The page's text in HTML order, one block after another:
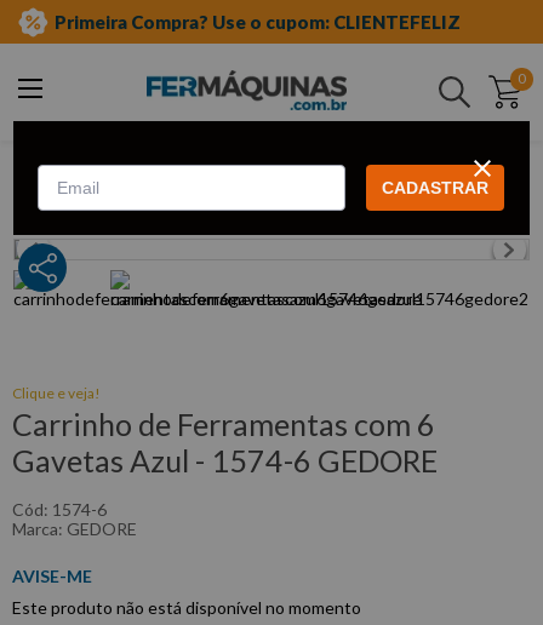
Primeira Compra? Use o cupom: CLIENTEFELIZ
0
Buscar
móveis para oficina
carrinhos
Clique e veja!
Carrinho de Ferramentas com 6
Gavetas Azul - 1574-6 GEDORE
: 1574-6
GEDORE
Este produto não está disponível no momento
CADASTRAR